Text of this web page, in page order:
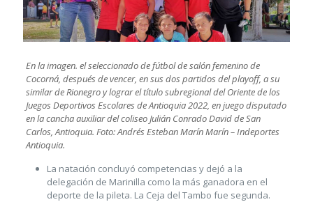
En la imagen. el seleccionado de fútbol de salón femenino de
Cocorná, después de vencer, en sus dos partidos del playoff, a su
similar de Rionegro y lograr el título subregional del Oriente de los
Juegos Deportivos Escolares de Antioquia 2022, en juego disputado
en la cancha auxiliar del coliseo Julián Conrado David de San
Carlos, Antioquia. Foto: Andrés Esteban Marín Marín – Indeportes
Antioquia.
La natación concluyó competencias y dejó a la
delegación de Marinilla como la más ganadora en el
deporte de la pileta. La Ceja del Tambo fue segunda.